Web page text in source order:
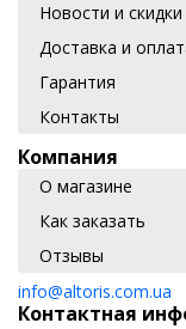
Новости и скидки
Доставка и
Гарантия
Контакты
Компания
О магазине
Как заказать
Отзывы
info@altoris.com.ua
Контактная